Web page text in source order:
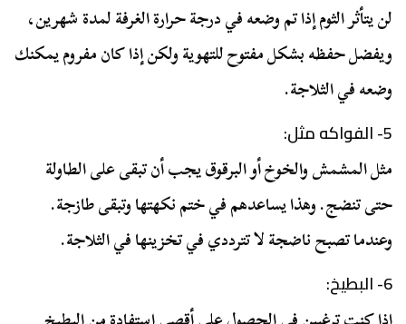
لن يتأثر الثوم إذا تم وضعه في درجة حرارة الغرفة لمدة شهرين،
ويفضل حفظه بشكل مفتوح للتهوية ولكن إذا كان مفروم يمكنك
وضعه في الثلاجة.
5- الفواكه مثل:
مثل المشمش والخوخ أو البرقوق يجب أن تبقى على الطاولة
حتى تنضج. وهذا يساعدهم في ختم نكهتها وتبقى طازجة.
وعندما تصبح ناضجة لا تترددي في تخزينها في الثلاجة.
6- البطيخ: